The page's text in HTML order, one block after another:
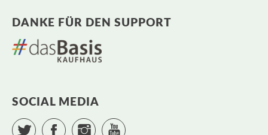
DANKE FÜR DEN SUPPORT
SOCIAL MEDIA
Twitter Facebook Instagram